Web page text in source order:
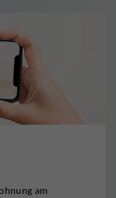
am